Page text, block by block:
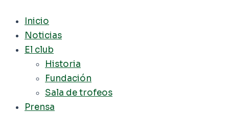
Inicio
Noticias
El club
Historia
Fundación
Sala de trofeos
Prensa